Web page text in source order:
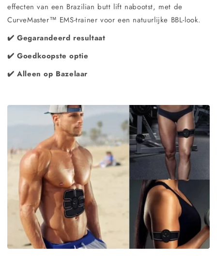
effecten van een Brazilian butt lift nabootst, met de
CurveMaster™ EMS-trainer voor een natuurlijke BBL-look.
✔️ Gegarandeerd resultaat
✔️ Goedkoopste optie
✔️ Alleen op Bazelaar